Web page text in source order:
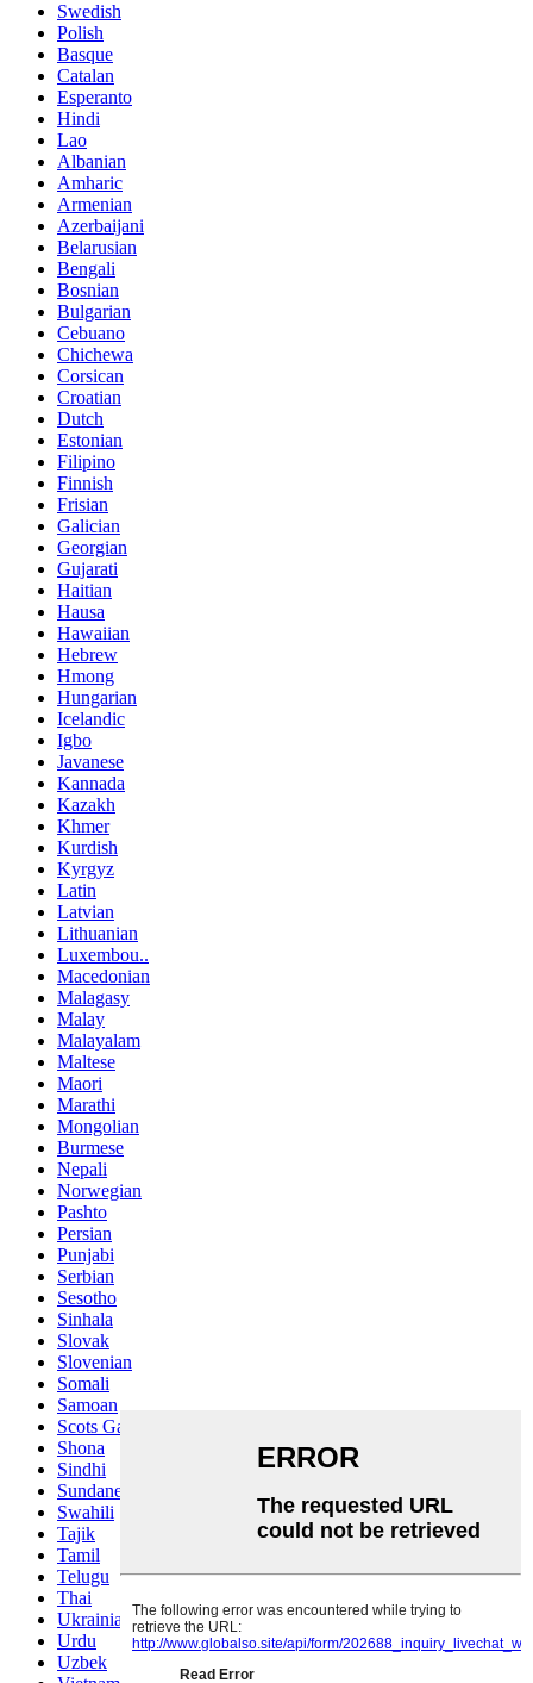
Swedish
Polish
Basque
Catalan
Esperanto
Hindi
Lao
Albanian
Amharic
Armenian
Azerbaijani
Belarusian
Bengali
Bosnian
Bulgarian
Cebuano
Chichewa
Corsican
Croatian
Dutch
Estonian
Filipino
Finnish
Frisian
Galician
Georgian
Gujarati
Haitian
Hausa
Hawaiian
Hebrew
Hmong
Hungarian
Icelandic
Igbo
Javanese
Kannada
Kazakh
Khmer
Kurdish
Kyrgyz
Latin
Latvian
Lithuanian
Luxembou..
Macedonian
Malagasy
Malay
Malayalam
Maltese
Maori
Marathi
Mongolian
Burmese
Nepali
Norwegian
Pashto
Persian
Punjabi
Serbian
Sesotho
Sinhala
Slovak
Slovenian
Somali
Samoan
Scots Gaelic
Shona
Sindhi
Sundanese
Swahili
Tajik
Tamil
Telugu
Thai
Ukrainian
Urdu
Uzbek